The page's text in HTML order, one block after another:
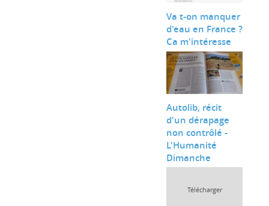
Va t-on manquer
d'eau en France ?
Ca m'intéresse
Autolib, récit
d'un dérapage
non contrôlé -
L'Humanité
Dimanche
Télécharger